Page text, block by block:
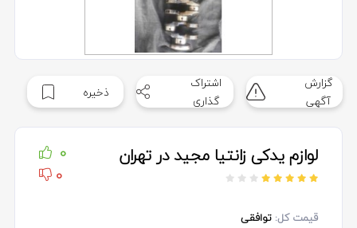
گزارش
آگهی
اشتراک
گذاری
ذخیره
لوازم یدکی زانتیا مجید در تهران
0
0
قیمت کل: توافقی